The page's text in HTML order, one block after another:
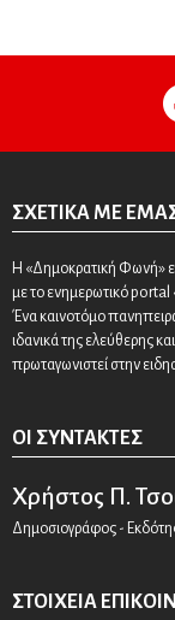
ΣΧΕΤΙΚΆ ΜΕ
Η «Δημοκρατική Φωνή»
με το ενημερωτικό
Ένα καινοτόμο
ιδανικά της ελεύθερης
πρωταγωνιστεί στην
ΟΙ ΣΥΝΤΆΚΤΕΣ
Χρήστος Π.
Δημοσιογράφος -
ΣΤΟΙΧΕΊΑ